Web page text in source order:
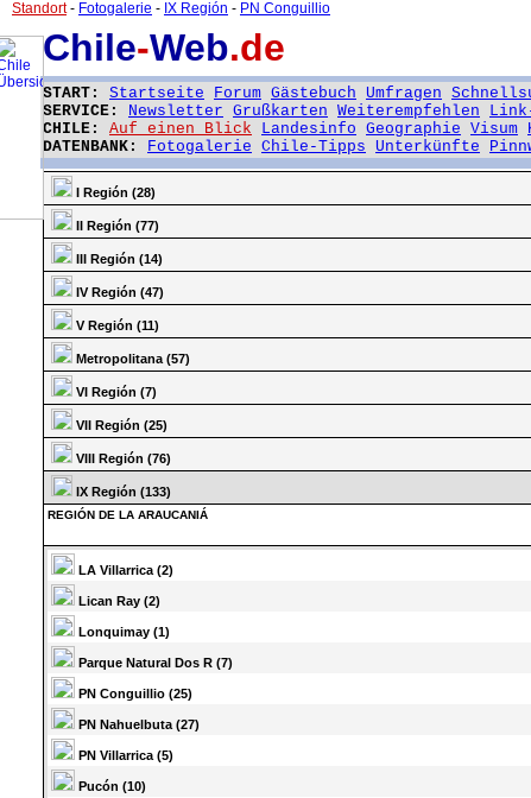
Chile-Web.de
START: Startseite Forum Gästebuch Umfragen
SERVICE: Newsletter Grußkarten Weiterempfehlen
CHILE: Auf einen Blick Landesinfo Geographie Visum
DATENBANK: Fotogalerie Chile-Tipps Unterkünfte
Standort- Fotogalerie - IX Región - PN Conguillio
I Región (28)
II Región (77)
III Región (14)
IV Región (47)
V Región (11)
Metropolitana (57)
VI Región (7)
VII Región (25)
VIII Región (76)
IX Región (133)
REGIÓN DE LA ARAUCANIÁ
LA Villarrica (2)
Lican Ray (2)
Lonquimay (1)
Parque Natural Dos R (7)
PN Conguillio (25)
PN Nahuelbuta (27)
PN Villarrica (5)
Pucón (10)